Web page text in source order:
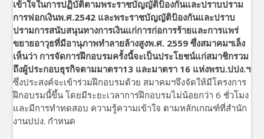
เข้าใจในการปฏิบัติตามพระราชบัญญัติป้องกันและปราบปราม
การฟอกเงินพ.ศ.2542 และพระราชบัญญัติป้องกันและปราบ
ปรามการสนับสนุนทางการเงินแก่การก่อการร้ายและการแพร่
ขยายอาวุธที่มีอานุภาพทำลายล้างสูงพ.ศ. 2559 ซึ่งสมาคมฯเล็ง
เห็นว่า การจัดการฝึกอบรมครั้งนี้จะเป็นประโยชน์แก่สมาชิกรวม
ถึงผู้ประกอบธุรกิจตามมาตรา13 และมาตรา 16 แห่งพรบ.ปปง.ฯ
ซึ่งประสงค์จะเข้าร่วมฝึกอบรมด้วย สมาคมฯจึงจัดให้มีโครงการ
ฝึกอบรมนี้ขึ้น โดยมีระยะเวลาการฝึกอบรมไม่น้อยกว่า 6 ชั่วโมง
และมีการทำทดสอบ ความรู้ความเข้าใจ ตามหลักเกณฑ์ที่สำนัก
งานปปง. กำหนด